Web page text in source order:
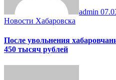
admin
Новости Хабаровска
После увольнения
450 тысяч рублей